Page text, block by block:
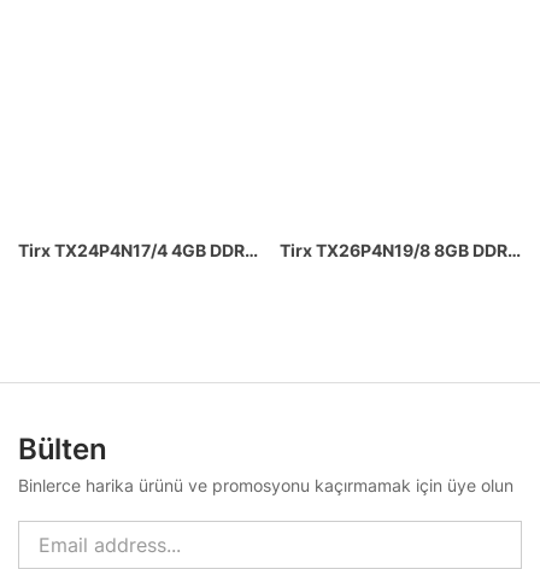
Tirx TX24P4N17/4 4GB DDR4 2400MHz CL11 AMD – Intel Uyumlu Ram Tirx TX26P4N19/8 8GB DDR4 2666MHz CL19 AMD – Intel Uyumlu Ram
Bülten
Binlerce harika ürünü ve promosyonu kaçırmamak için üye olun